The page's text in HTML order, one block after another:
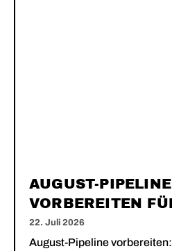
AUGUST-PIPELINE
VORBEREITEN
22. Juli 2026
August-Pipeline